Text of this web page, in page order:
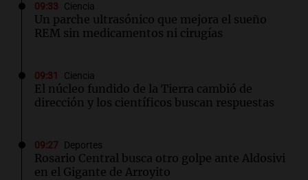
09:33 Ciencia
Un parche ultrasónico que mejora el sueño
REM sin medicamentos ni cirugías
09:31 Ciencia
El núcleo fundido de la Tierra cambió de
dirección y los científicos buscan respuestas
09:27 Deportes
Rosario Central busca otro golpe ante Aldosivi
en el Gigante de Arroyito